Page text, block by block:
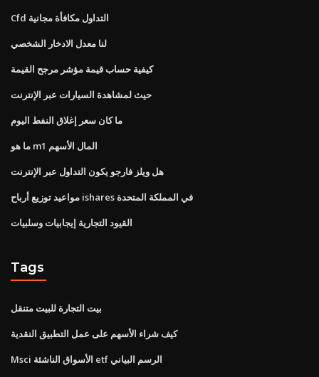
Cfd التداول مكافأة مجانية
لنا معدل الادخار الشخصي
كيفية حساب قيمة مؤشر مرجح القيمة
حيث لمشاهدة السيارات عبر الإنترنت
ما كان سعر إغلاق النفط اليوم
ما هو m1 المال الأسهم
هل ويلز فارجو يكون التداول عبر الإنترنت
مواعيد توزيع أرباح ishares في المملكة المتحدة
القيود التجارية إيجابيات وسلبيات
Tags
بيت التجارة للبيت متنقل
كيف شراء الأسهم على عمل التطبيق النقدية
Msci الأسواق الناشئة etf الرسم البياني